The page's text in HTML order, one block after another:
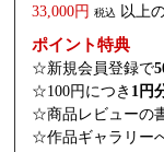
33,000円 税込 以上
ポイント特典
☆新規会員登録で
☆100円につき 1円
☆商品レビューの
☆作品ギャラリー